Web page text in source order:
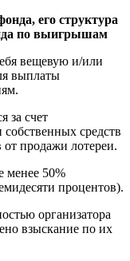
его структура
по выигрышам
вещевую и/или
выплаты
за счет
средств
от продажи лотереи.
менее 50%
процентов).
организатора
взыскание по их